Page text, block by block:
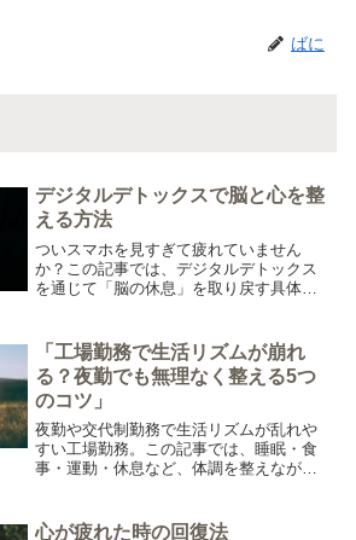
ばに
デジタルデトックスで脳と心を整
える方法
ついスマホを見すぎて疲れていません
か？この記事では、デジタルデトックス
を通じて「脳の休息」を取り戻す具体的
「工場勤務で生活リズムが崩れ
る？夜勤でも無理なく整える5つ
のコツ」
夜勤や交代制勤務で生活リズムが乱れや
すい工場勤務。この記事では、睡眠・食
事・運動・休息など、体調を整えながら
心が疲れた時の回復法